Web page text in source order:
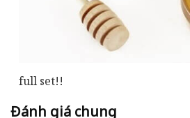
full set!!
Đánh giá chung